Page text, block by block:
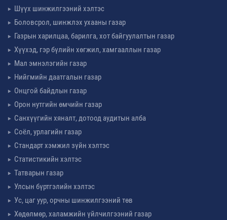
Шүүх шинжилгээний хэлтэс
Боловсрол, шинжлэх ухааны газар
Газрын харилцаа, барилга, хот байгуулалтын газар
Хүүхэд, гэр бүлийн хөгжил, хамгааллын газар
Мал эмнэлэгийн газар
Нийгмийн даатгалын газар
Онцгой байдлын газар
Орон нутгийн өмчийн газар
Санхүүгийн хяналт, дотоод аудитын алба
Соёл, урлагийн газар
Стандарт хэмжил зүйн хэлтэс
Статистикийн хэлтэс
Татварын газар
Улсын бүртгэлийн хэлтэс
Ус, цаг уур, орчны шинжилгээний төв
Хөдөлмөр, халамжийн үйлчилгээний газар